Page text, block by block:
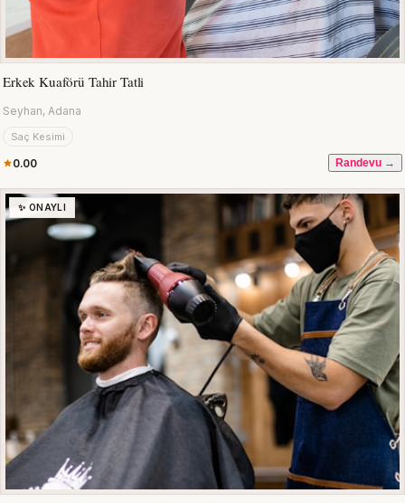
Erkek Kuaförü Tahir Tatli
Seyhan, Adana
Saç Kesimi
0.00 Randevu →
✨ ONAYLI